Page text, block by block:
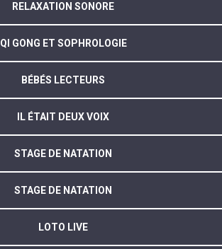
RELAXATION SONORE
QI GONG ET SOPHROLOGIE
BÉBÉS LECTEURS
IL ÉTAIT DEUX VOIX
STAGE DE NATATION
STAGE DE NATATION
LOTO LIVE